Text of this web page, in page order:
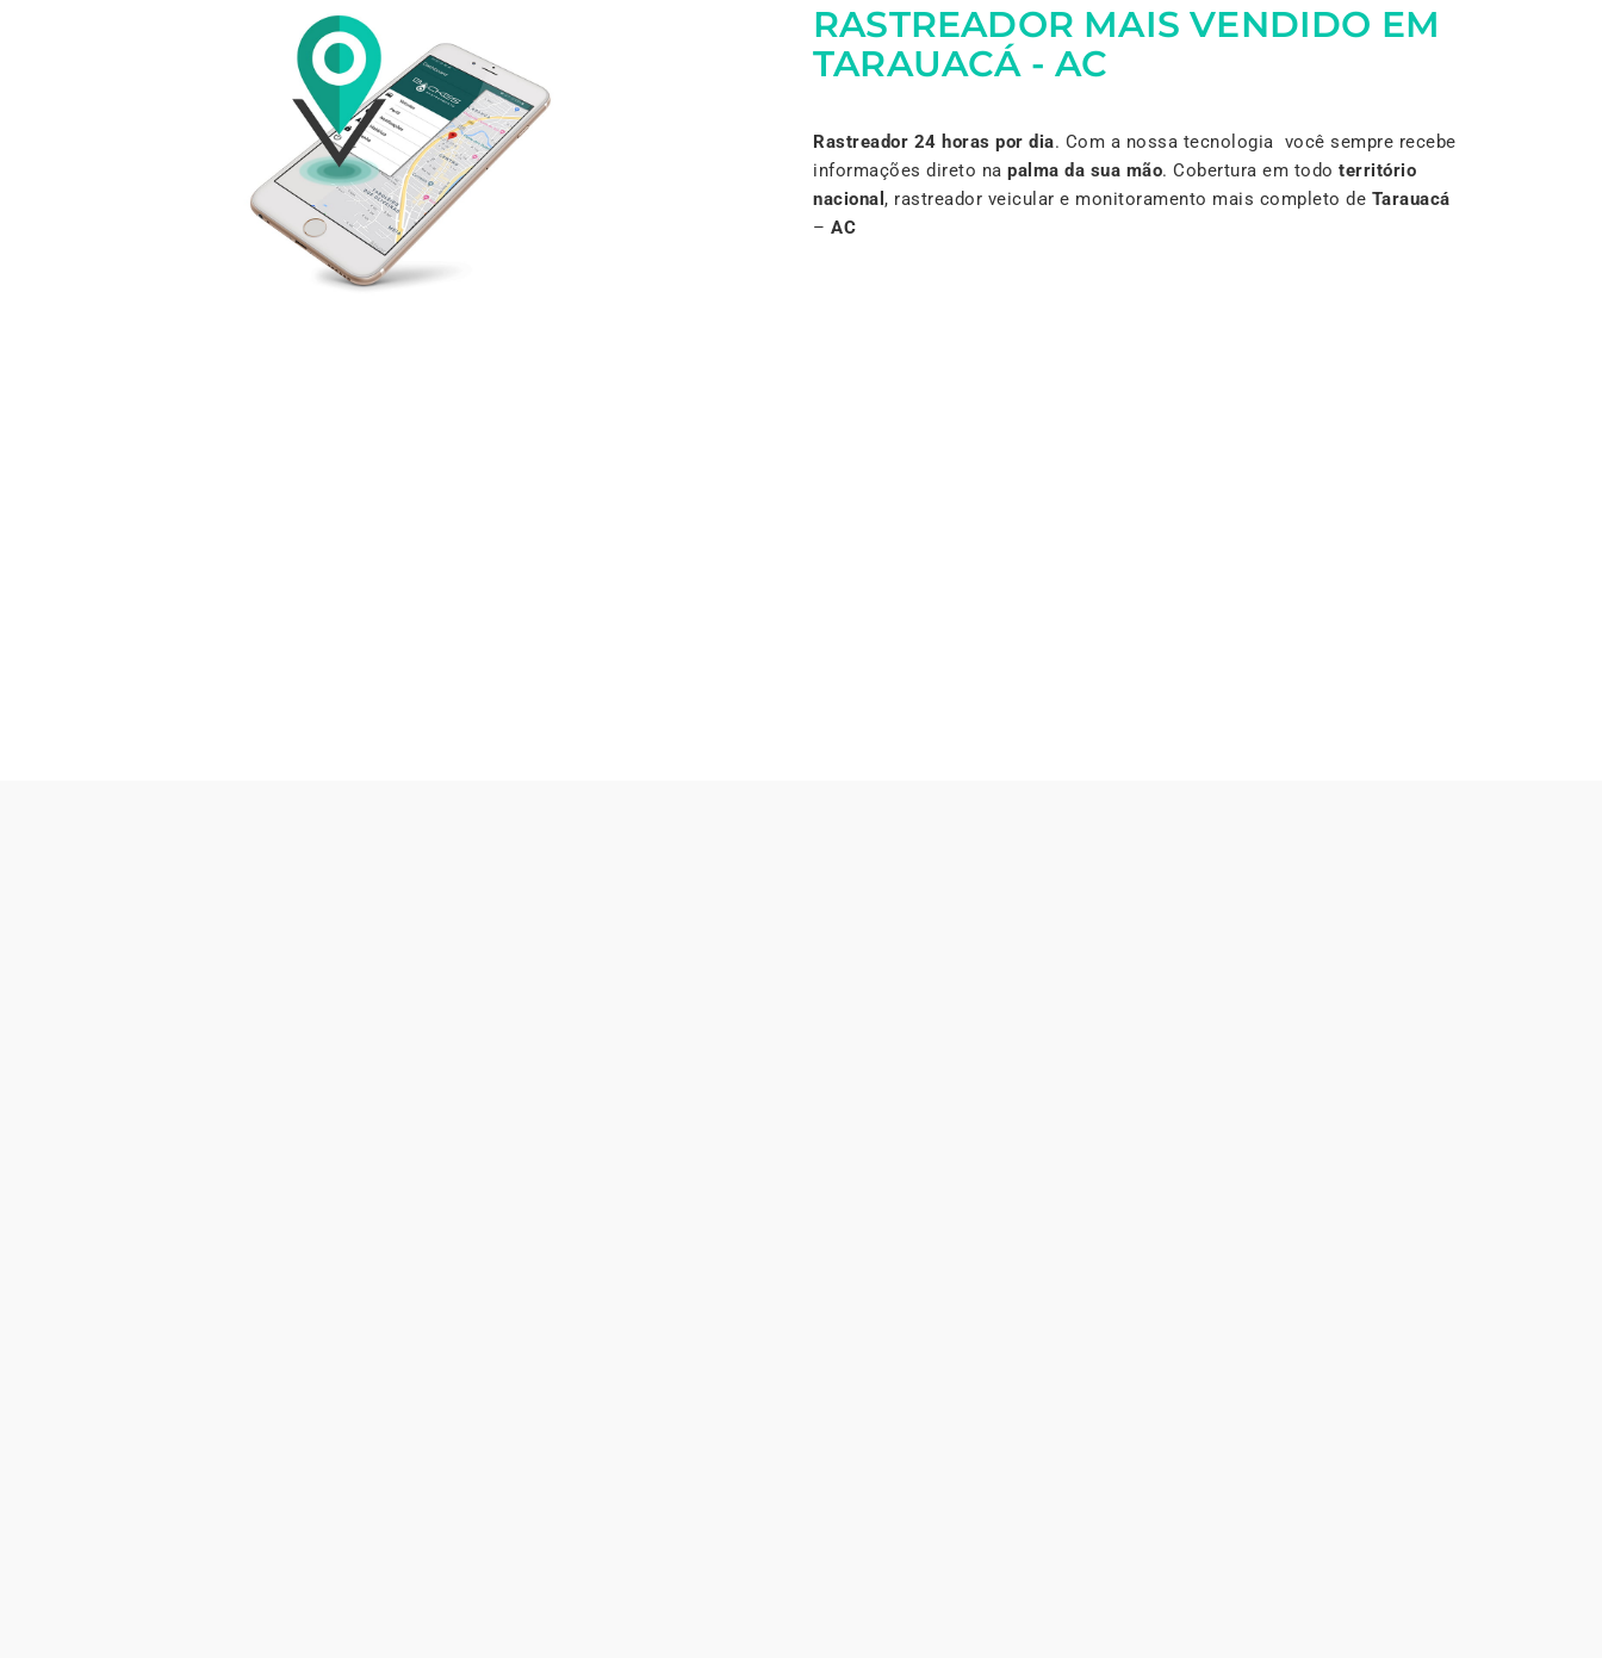
Entre em contato
RASTREADOR MAIS VENDIDO EM
TARAUACÁ - AC
Rastreador 24 horas por dia. Com a nossa tecnologia você sempre recebe
informações direto na palma da sua mão. Cobertura em todo território
nacional , rastreador veicular e monitoramento mais completo de Tarauacá
– AC